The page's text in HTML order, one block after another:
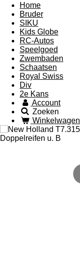
Home
Bruder
SIKU
Kids Globe
RC-Autos
Speelgoed
Zwembaden
Schaatsen
Royal Swiss
Div
2e Kans
Account
Zoeken
Winkelwagen